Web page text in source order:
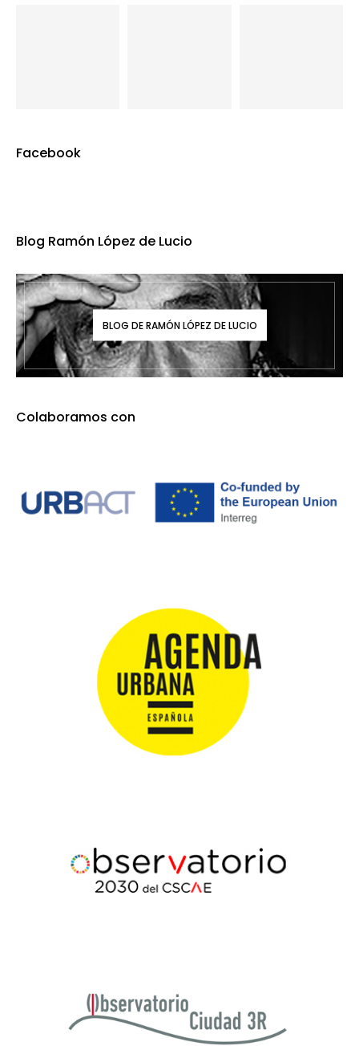
Facebook
Blog Ramón López de Lucio
BLOG DE RAMÓN LÓPEZ DE LUCIO
Colaboramos con